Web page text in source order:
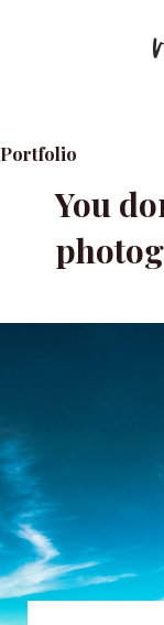
Portfolio
You